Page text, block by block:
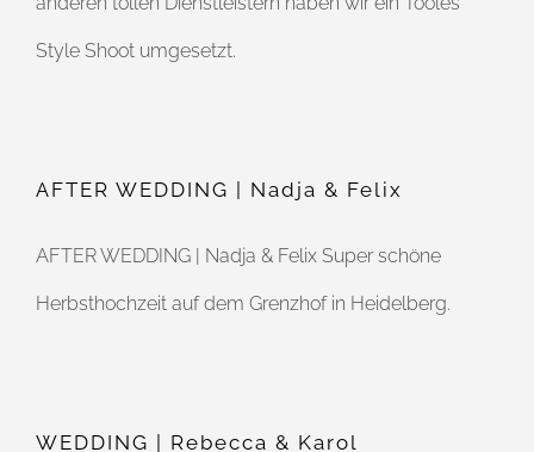
Style Shoot umgesetzt.
AFTER WEDDING | Nadja & Felix
AFTER WEDDING | Nadja & Felix Super schöne
Herbsthochzeit auf dem Grenzhof in Heidelberg.
WEDDING | Rebecca & Karol